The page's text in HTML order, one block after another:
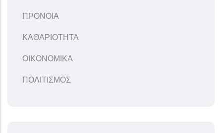
ΠΡΟΝΟΙΑ
ΚΑΘΑΡΙΟΤΗΤΑ
ΟΙΚΟΝΟΜΙΚΑ
ΠΟΛΙΤΙΣΜΟΣ